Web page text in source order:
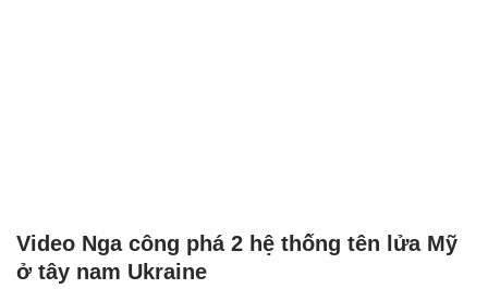
Video Nga công phá 2 hệ thống tên lửa Mỹ
ở tây nam Ukraine